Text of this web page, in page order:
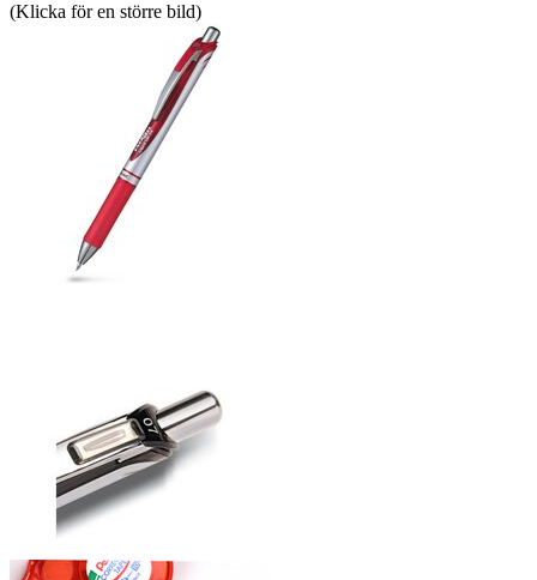
(Klicka för en större bild)